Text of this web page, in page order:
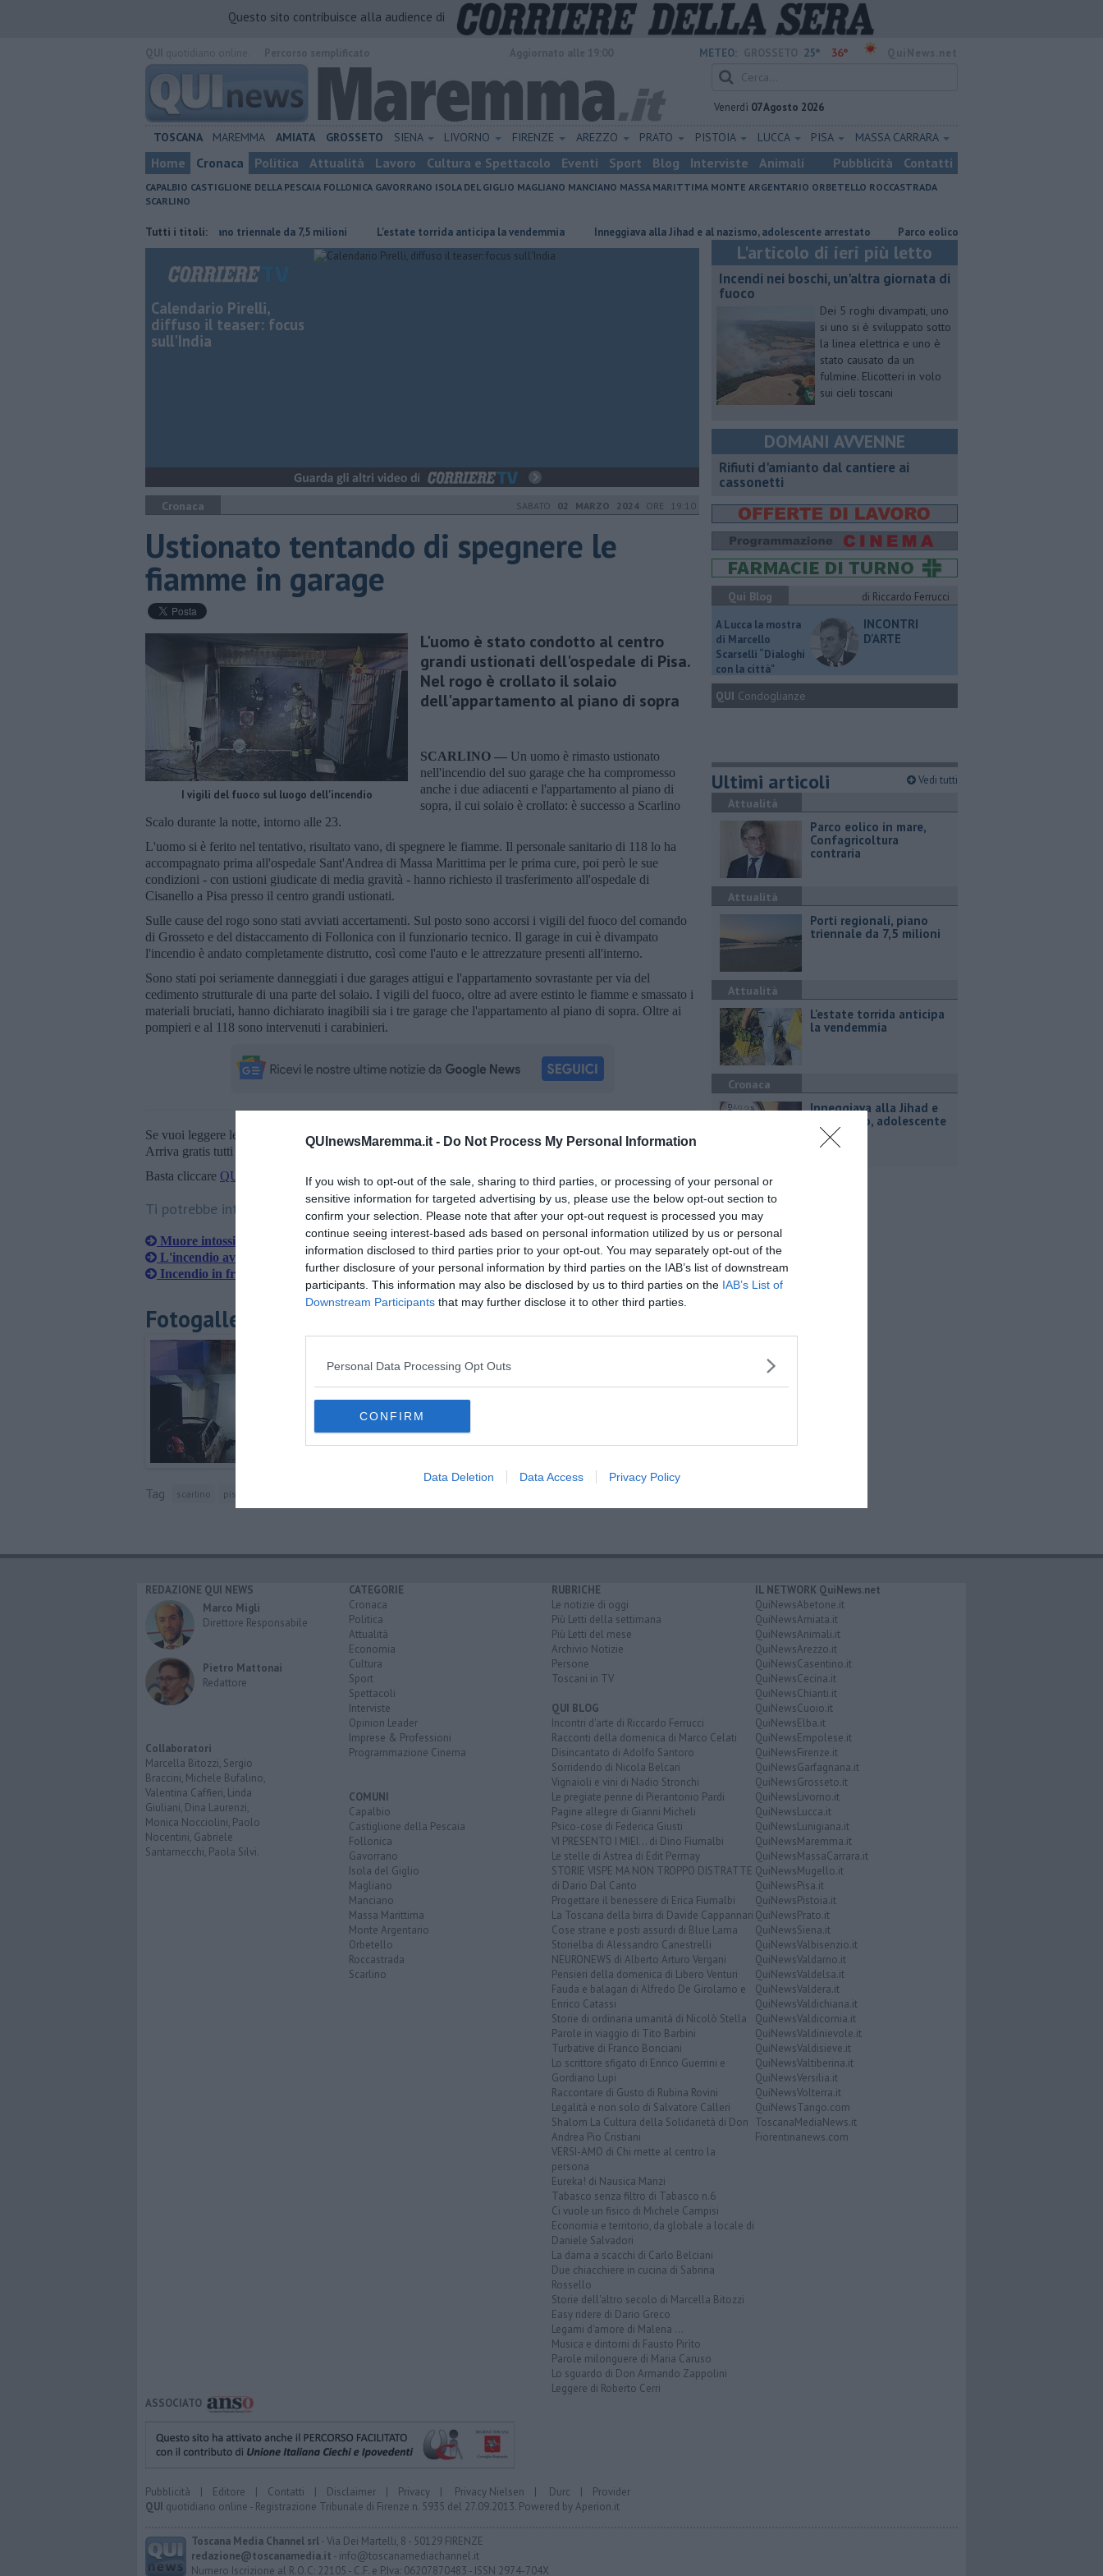
QUInewsMaremma.it - Do Not Process My Personal Information
If you wish to opt-out of the sale, sharing to third parties, or processing of your personal or
sensitive information for targeted advertising by us, please use the below opt-out section to
confirm your selection. Please note that after your opt-out request is processed you may
continue seeing interest-based ads based on personal information utilized by us or personal
information disclosed to third parties prior to your opt-out. You may separately opt-out of the
further disclosure of your personal information by third parties on the IAB’s list of downstream
participants. This information may also be disclosed by us to third parties on the IAB’s List of
Downstream Participants that may further disclose it to other third parties.
Personal Data Processing Opt Outs
CONFIRM
Data Deletion Data Access Privacy Policy
Questo sito contribuisce alla audience di
METEO: 25° 36°
Venerdì 07 Agosto 2026
TOSCANA MAREMMA AMIATA GROSSETO SIENA LIVORNO FIRENZE AREZZO PRATO PISTOIA LUCCA PISA MASSA CARRARA
Home Cronaca Politica Attualità Lavoro Cultura e Spettacolo Eventi Sport Blog Interviste Animali Pubblicità Contatti
CAPALBIO CASTIGLIONE DELLA PESCAIA FOLLONICA GAVORRANO ISOLA DEL GIGLIO MAGLIANO MANCIANO MASSA MARITTIMA MONTE ARGENTARIO ORBETELLO ROCCASTRADA
SCARLINO
Tutti i titoli:
Porti regionali, piano triennale da 7,5 milioni L'estate torrida anticipa la vendemmia Inneggiava alla Jihad e al nazismo, adolescente arrestato Parco eolico in mare, Confagricoltura contraria
Calendario Pirelli,
diffuso il teaser: focus
sull'India
Cronaca SABATO 02 MARZO 2024 ORE 19:10
Ustionato tentando di spegnere le
fiamme in garage
I vigili del fuoco sul luogo dell'incendio
L'uomo è stato condotto al centro
grandi ustionati dell'ospedale di Pisa.
Nel rogo è crollato il solaio
dell'appartamento al piano di sopra
SCARLINO — Un uomo è rimasto ustionato
nell'incendio del suo garage che ha compromesso
anche i due adiacenti e l'appartamento al piano di
sopra, il cui solaio è crollato: è successo a Scarlino
Scalo durante la notte, intorno alle 23.
L'uomo si è ferito nel tentativo, risultato vano, di spegnere le fiamme. Il personale sanitario di 118 lo ha
accompagnato prima all'ospedale Sant'Andrea di Massa Marittima per le prima cure, poi però le sue
condizioni - con ustioni giudicate di media gravità - hanno richiesto il trasferimento all'ospedale di
Cisanello a Pisa presso il centro grandi ustionati.
Sulle cause del rogo sono stati avviati accertamenti. Sul posto sono accorsi i vigili del fuoco del comando
di Grosseto e del distaccamento di Follonica con il funzionario tecnico. Il garage in cui è divampato
l'incendio è andato completamente distrutto, così come l'auto e le attrezzature presenti all'interno.
Sono stati poi seriamente danneggiati i due garages attigui e l'appartamento sovrastante per via del
cedimento strutturale di una parte del solaio. I vigili del fuoco, oltre ad avere estinto le fiamme e smassato i
materiali bruciati, hanno dichiarato inagibili sia i tre garage che l'appartamento al piano di sopra. Oltre ai
pompieri e al 118 sono intervenuti i carabinieri.
Se vuoi leggere le notizie principali della Toscana iscriviti allaNewsletter QUInews - ToscanaMedia.
Arriva gratis tutti i giorni alle 20:00 direttamente nella tua casella di posta.
Basta cliccare QUI
Ti potrebbe interessare anche:
Muore intossicato nel rogo del condominio
L'incendio avvolge la villetta, casa inagibile
Incendio in frantoio, 5 bloccati dal denso fumo
Fotogallery
Tag scarlino pisa
L'articolo di ieri più letto
Incendi nei boschi, un'altra giornata di
fuoco
Dei 5 roghi divampati, uno
si uno si è sviluppato sotto
la linea elettrica e uno è
stato causato da un
fulmine. Elicotteri in volo
sui cieli toscani
DOMANI AVVENNE
Rifiuti d'amianto dal cantiere ai
cassonetti
Qui Blog
di Riccardo Ferrucci
A Lucca la mostra
di Marcello
Scarselli “Dialoghi
con la città"
INCONTRI
D'ARTE
QUI Condoglianze
Ultimi articoli Vedi tutti
Attualità
Parco eolico in mare,
Confagricoltura
contraria
Attualità
Porti regionali, piano
triennale da 7,5 milioni
Attualità
L'estate torrida anticipa
la vendemmia
Cronaca
Inneggiava alla Jihad e
al nazismo, adolescente
arrestato
REDAZIONE QUI NEWS
Marco Migli
Direttore Responsabile
Pietro Mattonai
Redattore
Collaboratori
Marcella Bitozzi, Sergio
Braccini, Michele Bufalino,
Valentina Caffieri, Linda
Giuliani, Dina Laurenzi,
Monica Nocciolini, Paolo
Nocentini, Gabriele
Santarnecchi, Paola Silvi.
CATEGORIE
Cronaca
Politica
Attualità
Economia
Cultura
Sport
Spettacoli
Interviste
Opinion Leader
Imprese & Professioni
Programmazione Cinema
COMUNI
Capalbio
Castiglione della Pescaia
Follonica
Gavorrano
Isola del Giglio
Magliano
Manciano
Massa Marittima
Monte Argentario
Orbetello
Roccastrada
Scarlino
RUBRICHE
Le notizie di oggi
Più Letti della settimana
Più Letti del mese
Archivio Notizie
Persone
Toscani in TV
QUI BLOG
Incontri d'arte di Riccardo Ferrucci
Racconti della domenica di Marco Celati
Disincantato di Adolfo Santoro
Sorridendo di Nicola Belcari
Vignaioli e vini di Nadio Stronchi
Le pregiate penne di Pierantonio Pardi
Pagine allegre di Gianni Micheli
Psico-cose di Federica Giusti
VI PRESENTO I MIEI... di Dino Fiumalbi
Le stelle di Astrea di Edit Permay
STORIE VISPE MA NON TROPPO DISTRATTE
di Dario Dal Canto
Progettare il benessere di Erica Fiumalbi
La Toscana della birra di Davide Cappannari
Cose strane e posti assurdi di Blue Lama
Storielba di Alessandro Canestrelli
NEURONEWS di Alberto Arturo Vergani
Pensieri della domenica di Libero Venturi
Fauda e balagan di Alfredo De Girolamo e
Enrico Catassi
Storie di ordinaria umanità di Nicolò Stella
Parole in viaggio di Tito Barbini
Turbative di Franco Bonciani
Lo scrittore sfigato di Enrico Guerrini e
Gordiano Lupi
Raccontare di Gusto di Rubina Rovini
Legalità e non solo di Salvatore Calleri
Shalom La Cultura della Solidarietà di Don
Andrea Pio Cristiani
VERSI-AMO di Chi mette al centro la
persona
Eureka! di Nausica Manzi
Tabasco senza filtro di Tabasco n.6
Ci vuole un fisico di Michele Campisi
Economia e territorio, da globale a locale di
Daniele Salvadori
La dama a scacchi di Carlo Belciani
Due chiacchiere in cucina di Sabrina
Rossello
Storie dell'altro secolo di Marcella Bitozzi
Easy ridere di Dario Greco
Legami d'amore di Malena ...
Musica e dintorni di Fausto Pirìto
Parole milonguere di Maria Caruso
Lo sguardo di Don Armando Zappolini
Leggere di Roberto Cerri
IL NETWORK QuiNews.net
QuiNewsAbetone.it
QuiNewsAmiata.it
QuiNewsAnimali.it
QuiNewsArezzo.it
QuiNewsCasentino.it
QuiNewsCecina.it
QuiNewsChianti.it
QuiNewsCuoio.it
QuiNewsElba.it
QuiNewsEmpolese.it
QuiNewsFirenze.it
QuiNewsGarfagnana.it
QuiNewsGrosseto.it
QuiNewsLivorno.it
QuiNewsLucca.it
QuiNewsLunigiana.it
QuiNewsMaremma.it
QuiNewsMassaCarrara.it
QuiNewsMugello.it
QuiNewsPisa.it
QuiNewsPistoia.it
QuiNewsPrato.it
QuiNewsSiena.it
QuiNewsValbisenzio.it
QuiNewsValdarno.it
QuiNewsValdelsa.it
QuiNewsValdera.it
QuiNewsValdichiana.it
QuiNewsValdicornia.it
QuiNewsValdinievole.it
QuiNewsValdisieve.it
QuiNewsValtiberina.it
QuiNewsVersilia.it
QuiNewsVolterra.it
QuiNewsTango.com
ToscanaMediaNews.it
Fiorentinanews.com
ASSOCIATO
Pubblicità | Editore | Contatti | Disclaimer | Privacy | Privacy Nielsen | Durc | Provider
QUI quotidiano online - Registrazione Tribunale di Firenze n. 5935 del 27.09.2013. Powered byAperion.it
Toscana Media Channel srl- Via Dei Martelli, 8 - 50129 FIRENZE
redazione@toscanamedia.it - info@toscanamediachannel.it
Numero Iscrizione al R.O.C: 22105 - C.F. e P.Iva: 06207870483 - ISSN 2974-704X